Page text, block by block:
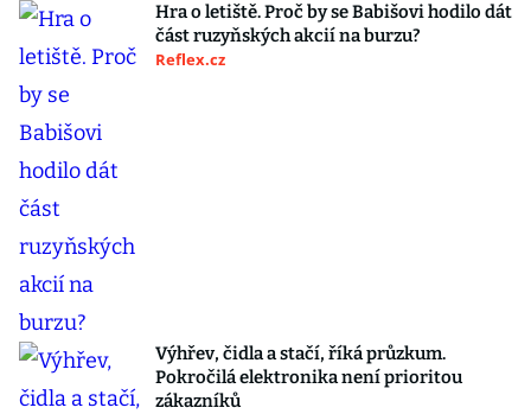
Hra o letiště. Proč by se Babišovi hodilo dát
část ruzyňských akcií na burzu?
Reflex.cz
Výhřev, čidla a stačí, říká průzkum.
Pokročilá elektronika není prioritou
zákazníků